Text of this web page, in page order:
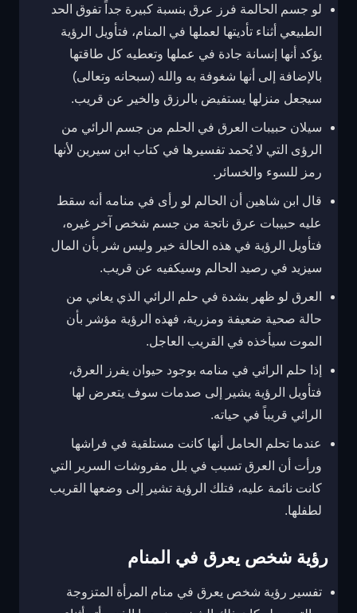
لو جسم الحالمة فرز عرق بنسبة كبيرة جداً تفوق الحد
الطبيعي أثناء تأديتها لعملها في المنام، فتأويل الرؤية
يؤكد أنها إنسانة جادة في عملها وتعطيه كل طاقتها
بالإضافة إلى أنها شغوفة به والله (سبحانه وتعالى)
سيجعل منزلها يستفيض بالرزق والخير عن قريب.
سيلان حبيبات العرق في الحلم من جسم الرائي من
الرؤى التي لا يُحمد تفسيرها في كتاب ابن سيرين لأنها
رمز للسوء والخسائر.
قال ابن شاهين أن الحالم لو رأى في منامه أنه سقط
عليه حبيبات عرق ناتجة من جسم شخص آخر غيره،
فتأويل الرؤية في هذه الحالة خير وليس شر بأن المال
سيزيد في رصيد الحالم وسيكفيه عن قريب.
العرق لو ظهر بشدة في حلم الرائي الذي يعاني من
حالة صحية ضعيفة ومزرية، فهذه الرؤية مؤشر بأن
الموت سيأخذه في القريب العاجل.
إذا حلم الرائي في منامه بوجود حيوان يفرز العرق،
فتأويل الرؤية يشير إلى صدمات سوف يتعرض لها
الرائي قريباً في حياته.
عندما تحلم الحامل أنها كانت مستلقية في فراشها
ورأت أن العرق تسبب في بلل مفروشات السرير التي
كانت نائمة عليه، فتلك الرؤية تشير إلى وضعها القريب
لطفلها.
رؤية شخص يعرق في المنام
تفسير رؤية شخص يعرق في منام المرأة المتزوجة